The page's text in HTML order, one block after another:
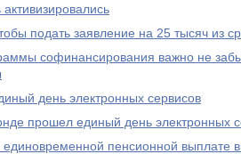
подать заявление на 25 тысяч из
софинансирования важно не
день электронных сервисов
прошел единый день электронных
единовременной пенсионной выплате